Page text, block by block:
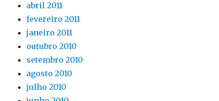
abril 2011
fevereiro 2011
janeiro 2011
outubro 2010
setembro 2010
agosto 2010
julho 2010